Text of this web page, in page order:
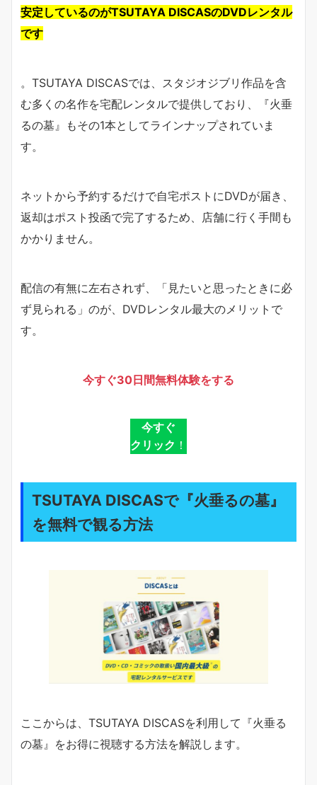
安定しているのがTSUTAYA DISCASのDVDレンタル
です
。TSUTAYA DISCASでは、スタジオジブリ作品を含
む多くの名作を宅配レンタルで提供しており、『火垂
るの墓』もその1本としてラインナップされていま
す。
ネットから予約するだけで自宅ポストにDVDが届き、
返却はポスト投函で完了するため、店舗に行く手間も
かかりません。
配信の有無に左右されず、「見たいと思ったときに必
ず見られる」のが、DVDレンタル最大のメリットで
す。
今すぐ30日間無料体験をする
今すぐ
クリック ！
TSUTAYA DISCASで『火垂るの墓』
を無料で観る方法
ここからは、TSUTAYA DISCASを利用して『火垂る
の墓』をお得に視聴する方法を解説します。